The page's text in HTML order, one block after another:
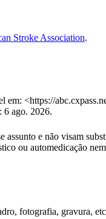
Stroke Association.
em: <https://
6 ago. 2026.
assunto e não visam
ou automedicação
fotografia, gravura,